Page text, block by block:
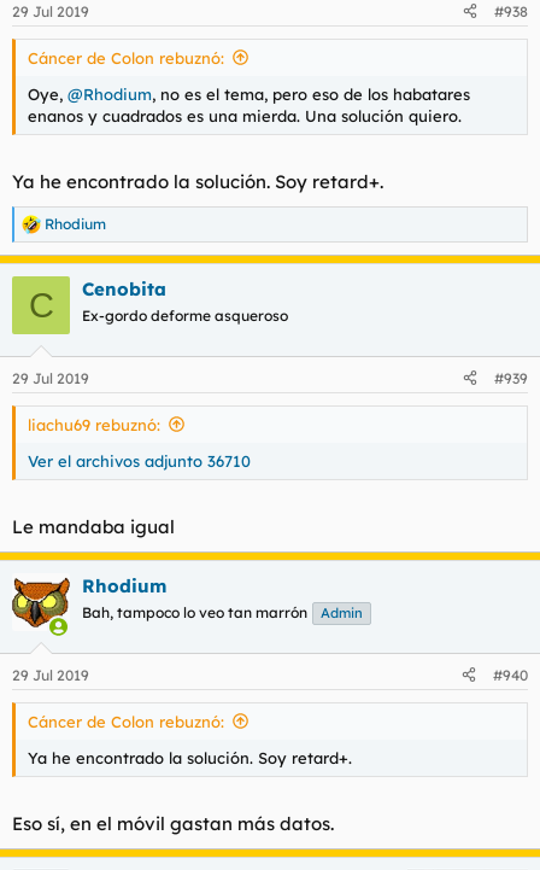
29 Jul 2019 #938
Cáncer de Colon rebuznó:
Oye, @Rhodium, no es el tema, pero eso de los habatares
enanos y cuadrados es una mierda. Una solución quiero.
Ya he encontrado la solución. Soy retard+.
R
e
a
e
s
Rhodium
C Cenobita
Ex-gordo deforme asqueroso
29 Jul 2019 #939
liachu69 rebuznó:
Ver el archivos adjunto 36710
Le mandaba igual
Rhodium
Bah, tampoco lo veo tan marrón Admin
29 Jul 2019 #940
Cáncer de Colon rebuznó:
Ya he encontrado la solución. Soy retard+.
Eso sí, en el móvil gastan más datos.